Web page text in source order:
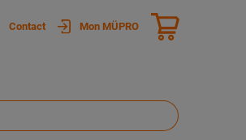
Contact Mon MÜPRO